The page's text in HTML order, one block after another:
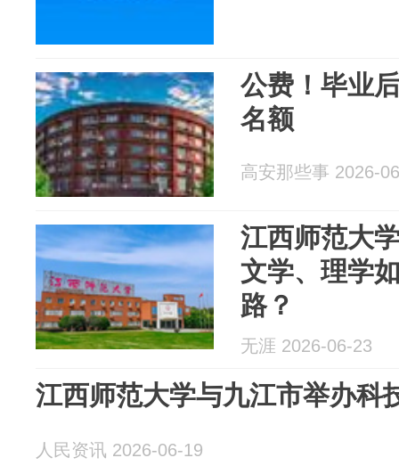
公费！毕业
名额
高安那些事 2026-
江西师范大
文学、理学
路？
无涯 2026-06-23
江西师范大学与九江市举办科
人民资讯 2026-06-19